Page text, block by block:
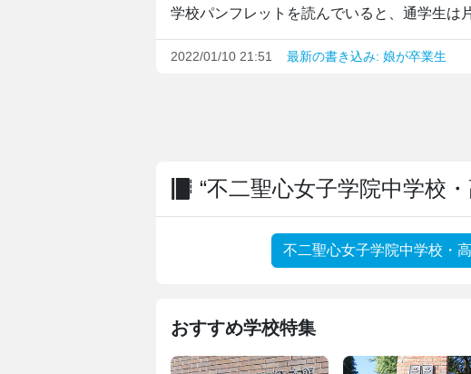
学校パンフレットを読んでいると、通学生は
2022/01/10 21:51 最新の書き込み: 娘が卒業生
“不二聖心女子学院中学校
不二聖心女子学院中学校・
おすすめ学校特集